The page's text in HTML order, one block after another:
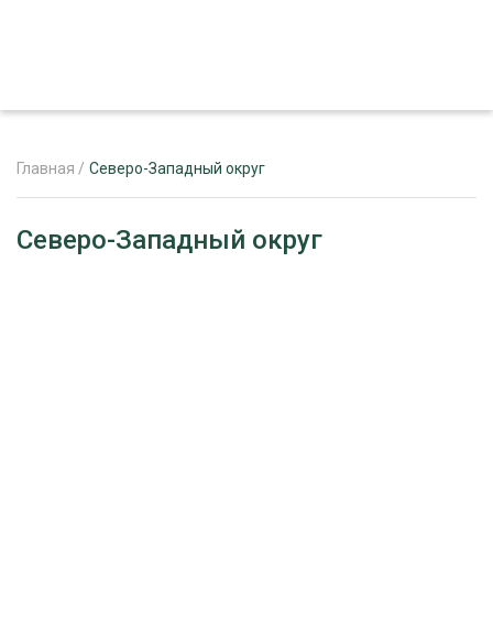
ЖУРНАЛ «ЛЕСНОЙ КОМПЛЕКС»
Главная / Северо-Западный округ
Северо-Западный округ